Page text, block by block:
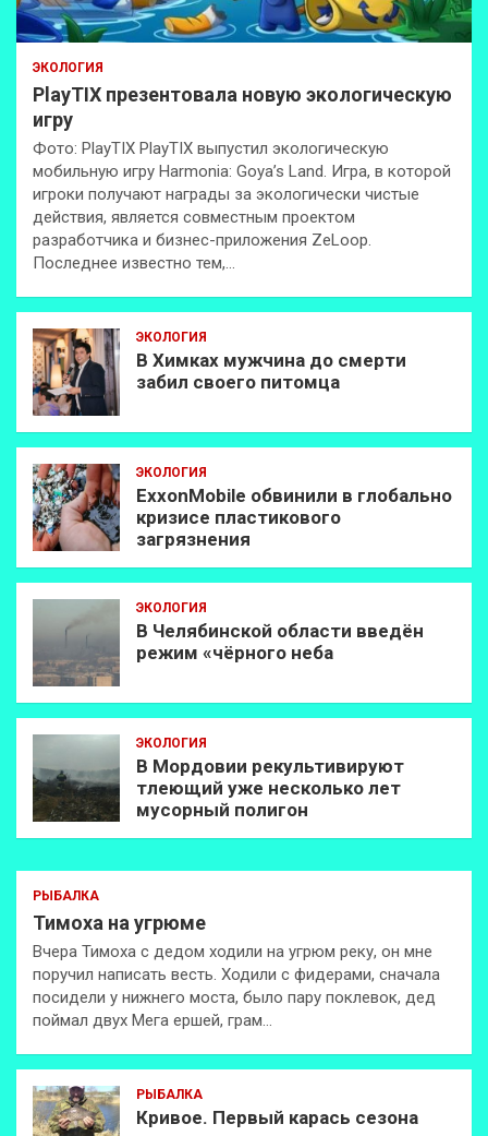
ЭКОЛОГИЯ
PlayTIX презентовала новую экологическую
игру
Фото: PlayTIX PlayTIX выпустил экологическую
мобильную игру Harmonia: Goya’s Land. Игра, в которой
игроки получают награды за экологически чистые
действия, является совместным проектом
разработчика и бизнес-приложения ZeLoop.
Последнее известно тем,…
ЭКОЛОГИЯ
В Химках мужчина до смерти
забил своего питомца
ЭКОЛОГИЯ
ExxonMobilе обвинили в глобально
кризисе пластикового
загрязнения
ЭКОЛОГИЯ
В Челябинской области введён
режим «чёрного неба
ЭКОЛОГИЯ
В Мордовии рекультивируют
тлеющий уже несколько лет
мусорный полигон
РЫБАЛКА
Тимоха на угрюме
Вчера Тимоха с дедом ходили на угрюм реку, он мне
поручил написать весть. Ходили с фидерами, сначала
посидели у нижнего моста, было пару поклевок, дед
поймал двух Мега ершей, грам…
РЫБАЛКА
Кривое. Первый карась сезона